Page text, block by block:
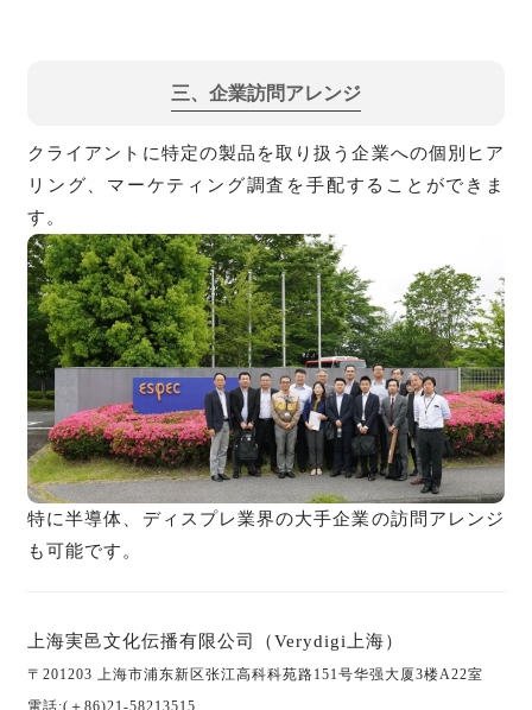
三、企業訪問アレンジ
クライアントに特定の製品を取り扱う企業への個別ヒア
リング、マーケティング調査を手配することができま
す。
特に半導体、ディスプレ業界の大手企業の訪問アレンジ
も可能です。
上海実邑文化伝播有限公司（Verydigi上海）
〒201203 上海市浦东新区张江高科科苑路151号华强大厦3楼A22室
電話:(＋86)21-58213515